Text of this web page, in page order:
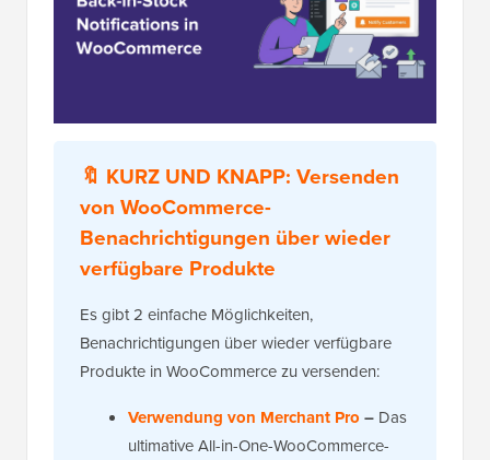
🔖 KURZ UND KNAPP: Versenden
von WooCommerce-
Benachrichtigungen über wieder
verfügbare Produkte
Es gibt 2 einfache Möglichkeiten,
Benachrichtigungen über wieder verfügbare
Produkte in WooCommerce zu versenden:
Verwendung von Merchant Pro – Das
ultimative All-in-One-WooCommerce-